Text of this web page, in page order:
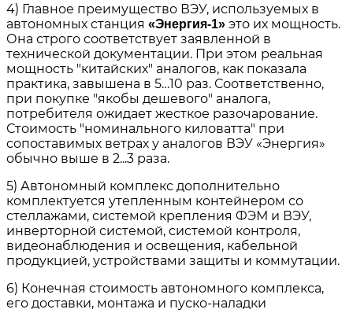
4) Главное преимущество ВЭУ, используемых в
автономных станция «Энергия-1» это их мощность.
Она строго соответствует заявленной в
технической документации. При этом реальная
мощность "китайских" аналогов, как показала
практика, завышена в 5…10 раз. Соответственно,
при покупке "якобы дешевого" аналога,
потребителя ожидает жесткое разочарование.
Стоимость "номинального киловатта" при
сопоставимых ветрах у аналогов ВЭУ «Энергия»
обычно выше в 2...3 раза.
5) Автономный комплекс дополнительно
комплектуется утепленным контейнером со
стеллажами, системой крепления ФЭМ и ВЭУ,
инверторной системой, системой контроля,
видеонаблюдения и освещения, кабельной
продукцией, устройствами защиты и коммутации.
6) Конечная стоимость автономного комплекса,
его доставки, монтажа и пуско-наладки